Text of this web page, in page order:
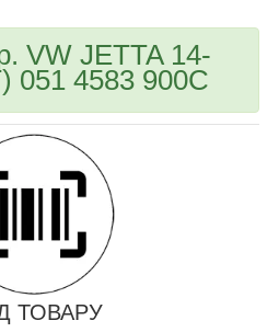
VW JETTA 14-
051 4583 900C
ТОВАРУ